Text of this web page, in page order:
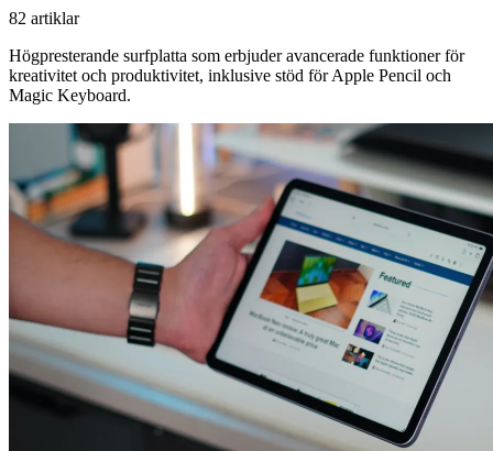
82 artiklar
Högpresterande surfplatta som erbjuder avancerade funktioner för
kreativitet och produktivitet, inklusive stöd för Apple Pencil och
Magic Keyboard.